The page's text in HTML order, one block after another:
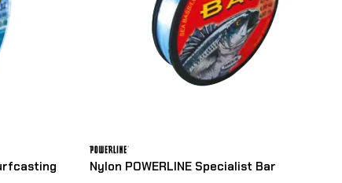
Nylon POWERLINE Specialist Bar